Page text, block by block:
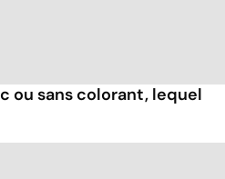
ou sans colorant, lequel